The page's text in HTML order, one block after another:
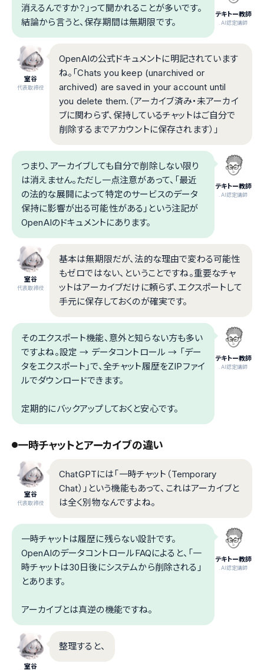
テキトー教師
.AI認定講師
消えるんですか？」って聞かれることが多いです。
結論から言うと、保存期間は無期限です。
室谷
代表取締役
OpenAIの公式ドキュメントに明記されています
ね。「Chats you keep (unarchived or
archived) are saved in your account until
you delete them.（アーカイブ済み・未アーカイ
ブに関わらず、保持しているチャットはご自分で
削除するまでアカウントに保存されます）」
テキトー教師
.AI認定講師
つまり、アーカイブしても自分で削除しない限り
は消えません。ただし一点注意があって、「最近
の法的な展開によって特定のサービスのデータ
保持に影響が出る可能性がある」という注記が
OpenAIのドキュメントにあります。
室谷
代表取締役
基本は無期限だが、法的な理由で変わる可能性
もゼロではない、ということですね。重要なチャ
ットはアーカイブだけに頼らず、エクスポートして
手元に保存しておくのが確実です。
テキトー教師
.AI認定講師
そのエクスポート機能、意外と知らない方も多い
ですよね。設定 → データコントロール → 「デー
タをエクスポート」で、全チャット履歴をZIPファイ
ルでダウンロードできます。
定期的にバックアップしておくと安心です。
一時チャットとアーカイブの違い
室谷
代表取締役
ChatGPTには「一時チャット（Temporary
Chat）」という機能もあって、これはアーカイブと
は全く別物なんですよね。
テキトー教師
.AI認定講師
一時チャットは履歴に残らない設計です。
OpenAIのデータコントロールFAQによると、「一
時チャットは30日後にシステムから削除される」
とあります。
アーカイブとは真逆の機能ですね。
室谷
整理すると、